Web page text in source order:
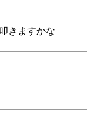
きますかな